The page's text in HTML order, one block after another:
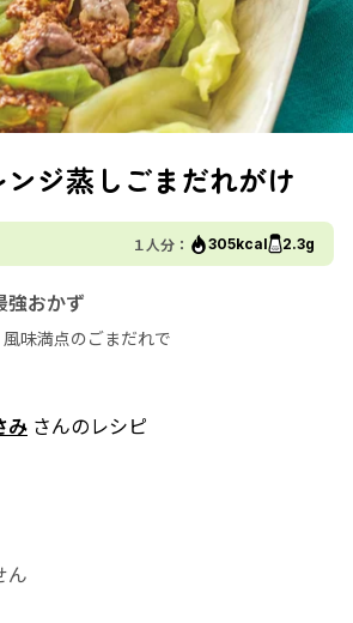
ジ蒸しごまだれがけ
１人分： 305kcal 2.3g
強おかず
味満点のごまだれで
み さんのレシピ
ん